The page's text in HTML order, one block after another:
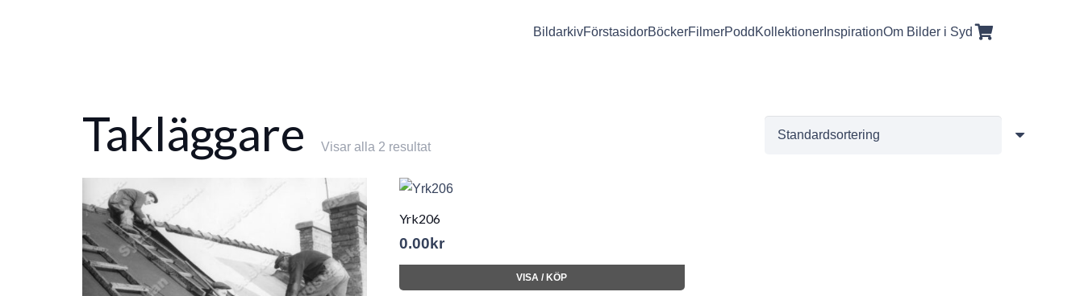
BildarkivFörstasidorBöckerFilmerPodd Kollektioner InspirationOm Bilder i Syd
Takläggare Visar alla 2 resultat
Yrk206
0.00 kr
VISA / KÖP